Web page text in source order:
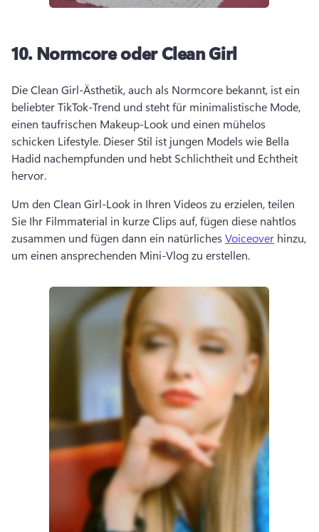
10.Normcore oder Clean Girl
Die Clean Girl-Ästhetik, auch als Normcore bekannt, ist ein
beliebter TikTok-Trend und steht für minimalistische Mode,
einen taufrischen Makeup-Look und einen mühelos
schicken Lifestyle. Dieser Stil ist jungen Models wie Bella
Hadid nachempfunden und hebt Schlichtheit und Echtheit
hervor.
Um den Clean Girl-Look in Ihren Videos zu erzielen, teilen
Sie Ihr Filmmaterial in kurze Clips auf, fügen diese nahtlos
zusammen und fügen dann ein natürliches Voiceover hinzu,
um einen ansprechenden Mini-Vlog zu erstellen.